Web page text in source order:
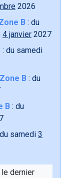
2026
B : du
4 janvier 2027
: du samedi
Zone B : du
B : du
samedi 3
dernier